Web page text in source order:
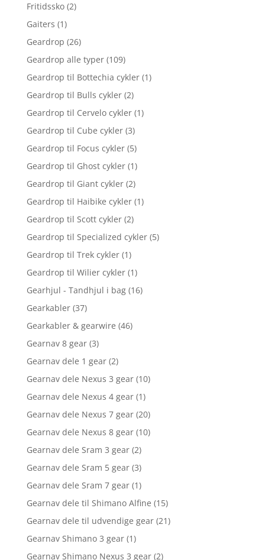
Fritidssko (2)
Gaiters (1)
Geardrop (26)
Geardrop alle typer (109)
Geardrop til Bottechia cykler (1)
Geardrop til Bulls cykler (2)
Geardrop til Cervelo cykler (1)
Geardrop til Cube cykler (3)
Geardrop til Focus cykler (5)
Geardrop til Ghost cykler (1)
Geardrop til Giant cykler (2)
Geardrop til Haibike cykler (1)
Geardrop til Scott cykler (2)
Geardrop til Specialized cykler (5)
Geardrop til Trek cykler (1)
Geardrop til Wilier cykler (1)
Gearhjul - Tandhjul i bag (16)
Gearkabler (37)
Gearkabler & gearwire (46)
Gearnav 8 gear (3)
Gearnav dele 1 gear (2)
Gearnav dele Nexus 3 gear (10)
Gearnav dele Nexus 4 gear (1)
Gearnav dele Nexus 7 gear (20)
Gearnav dele Nexus 8 gear (10)
Gearnav dele Sram 3 gear (2)
Gearnav dele Sram 5 gear (3)
Gearnav dele Sram 7 gear (1)
Gearnav dele til Shimano Alfine (15)
Gearnav dele til udvendige gear (21)
Gearnav Shimano 3 gear (1)
Gearnav Shimano Nexus 3 gear (2)